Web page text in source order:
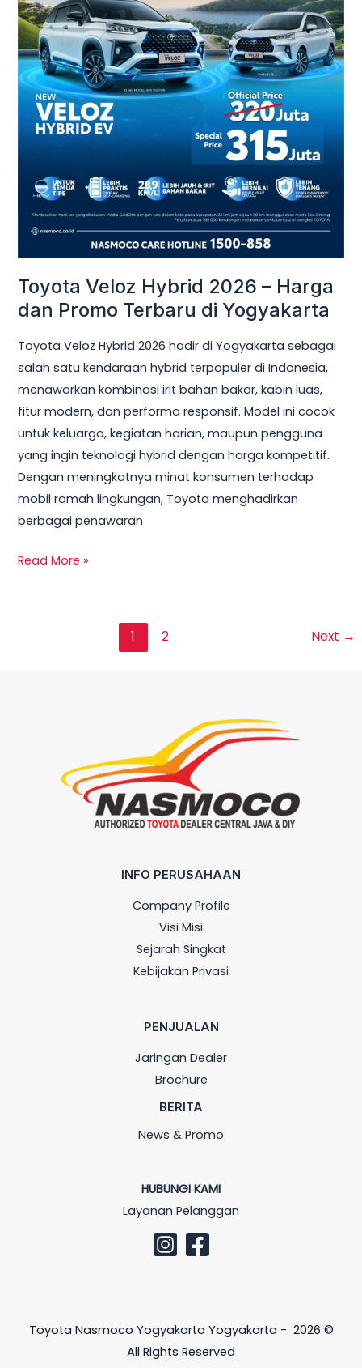
Toyota Veloz Hybrid 2026 – Harga
dan Promo Terbaru di Yogyakarta
Toyota Veloz Hybrid 2026 hadir di Yogyakarta sebagai
salah satu kendaraan hybrid terpopuler di Indonesia,
menawarkan kombinasi irit bahan bakar, kabin luas,
fitur modern, dan performa responsif. Model ini cocok
untuk keluarga, kegiatan harian, maupun pengguna
yang ingin teknologi hybrid dengan harga kompetitif.
Dengan meningkatnya minat konsumen terhadap
mobil ramah lingkungan, Toyota menghadirkan
berbagai penawaran
Promo
Terbaru
di
Yogyakarta
Read More »
1 2 Next →
INFO PERUSAHAAN
Company Profile
Visi Misi
Sejarah Singkat
Kebijakan Privasi
PENJUALAN
Jaringan Dealer
Brochure
BERITA
News & Promo
HUBUNGI KAMI
Layanan Pelanggan
Toyota Nasmoco Yogyakarta Yogyakarta - 2026 ©
All Rights Reserved